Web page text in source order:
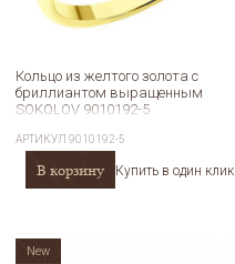
Кольцо из желтого золота с
бриллиантом выращенным
SOKOLOV 9010192-5
АРТИКУЛ9010192-5
В корзину Купить в один клик
New